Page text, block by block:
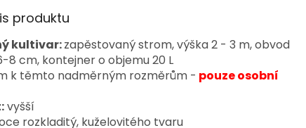
produktu
kultivar:zapěstovaný strom, výška 2 - 3 m, obvod
8 cm, kontejner o objemu 20 L
k těmto nadměrným rozměrům - pouze osobní
vyšší
rozkladitý, kuželovitého tvaru